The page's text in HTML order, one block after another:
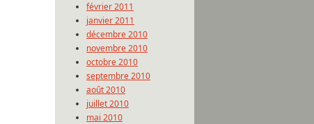
février 2011
janvier 2011
décembre 2010
novembre 2010
octobre 2010
septembre 2010
août 2010
juillet 2010
mai 2010